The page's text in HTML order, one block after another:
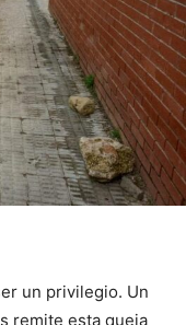
un privilegio. Un
remite esta queja